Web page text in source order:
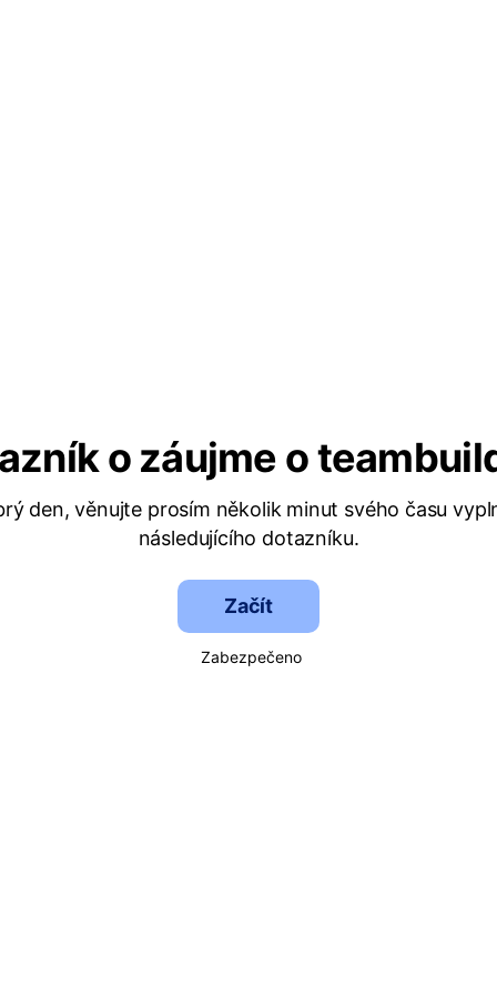
o záujme o
den, věnujte prosím několik minut svého času
následujícího dotazníku.
Začít
Zabezpečeno